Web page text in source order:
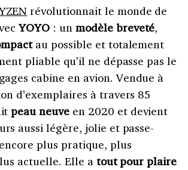
révolutionnait le monde de
YOYO : un modèle breveté,
au possible et totalement
pliable qu’il ne dépasse pas le
cabine en avion. Vendue à
d’exemplaires à travers 85
peau neuve en 2020 et devient
aussi légère, jolie et passe-
plus pratique, plus
actuelle. Elle a tout pour plaire